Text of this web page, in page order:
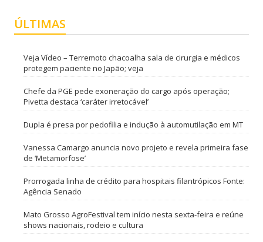
ÚLTIMAS
Veja Vídeo – Terremoto chacoalha sala de cirurgia e médicos
protegem paciente no Japão; veja
Chefe da PGE pede exoneração do cargo após operação;
Pivetta destaca ‘caráter irretocável’
Dupla é presa por pedofilia e indução à automutilação em MT
Vanessa Camargo anuncia novo projeto e revela primeira fase
de ‘Metamorfose’
Prorrogada linha de crédito para hospitais filantrópicos Fonte:
Agência Senado
Mato Grosso AgroFestival tem início nesta sexta-feira e reúne
shows nacionais, rodeio e cultura